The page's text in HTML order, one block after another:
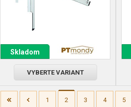
Skladom
VYBERTE VARIANT
1 2 3 4 5